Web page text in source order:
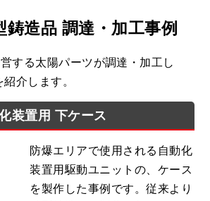
鋳造品 調達・加工事例
する太陽パーツが調達・加工し
介します。
装置用 下ケース
防爆エリアで使用される自動化
装置用駆動ユニットの、ケース
を製作した事例です。従来より